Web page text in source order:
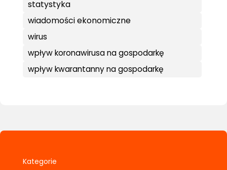
statystyka
wiadomości ekonomiczne
wirus
wpływ koronawirusa na gospodarkę
wpływ kwarantanny na gospodarkę
Kategorie